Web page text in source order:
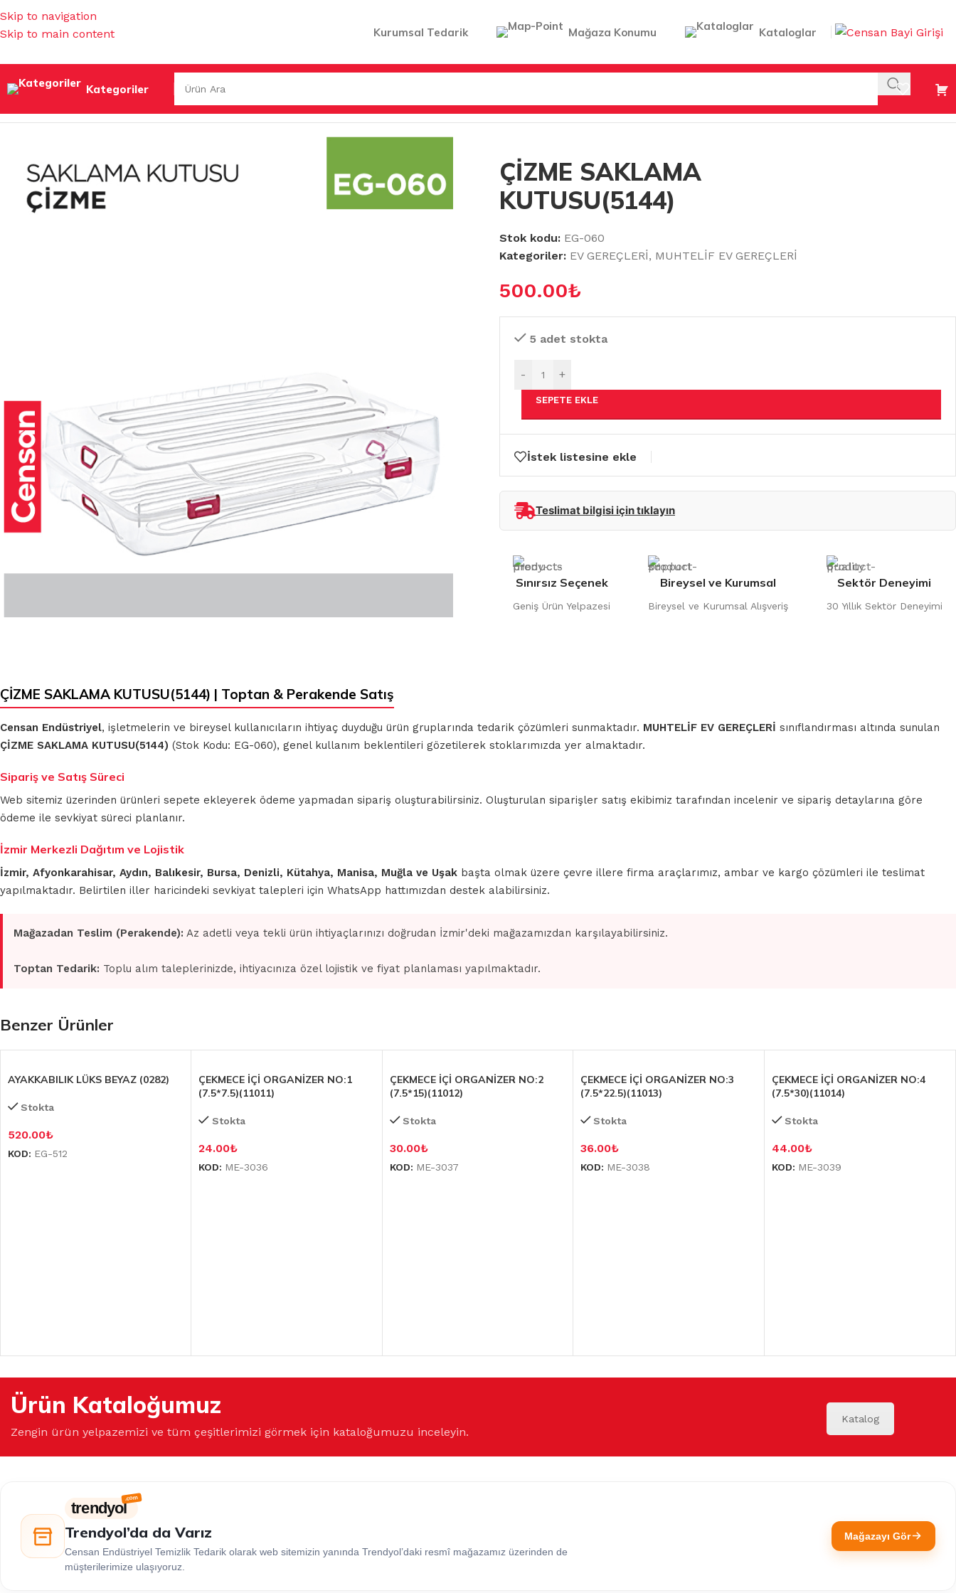
Skip to navigation
Skip to main content
Kurumsal Tedarik Mağaza Konumu Kataloglar
Kategoriler
MUHTELİF EV GEREÇLERİ/ÇİZME SAKLAMA KUTUSU(5144)
ÇİZME SAKLAMA
KUTUSU(5144)
Stok kodu: EG-060
Kategoriler: EV GEREÇLERİ, MUHTELİF EV GEREÇLERİ
500.00₺
5 adet stokta
- +
SEPETE EKLE
İstek listesine ekle
Teslimat bilgisi için tıklayın
Sınırsız Seçenek
Geniş Ürün Yelpazesi
Bireysel ve Kurumsal
Bireysel ve Kurumsal Alışveriş
Sektör Deneyimi
30 Yıllık Sektör Deneyimi
ÇİZME SAKLAMA KUTUSU(5144) | Toptan & Perakende Satış
Censan Endüstriyel, işletmelerin ve bireysel kullanıcıların ihtiyaç duyduğu ürün gruplarında tedarik çözümleri sunmaktadır. MUHTELİF EV GEREÇLERİ sınıflandırması altında sunulan
ÇİZME SAKLAMA KUTUSU(5144) (Stok Kodu: EG-060), genel kullanım beklentileri gözetilerek stoklarımızda yer almaktadır.
Sipariş ve Satış Süreci
Web sitemiz üzerinden ürünleri sepete ekleyerek ödeme yapmadan sipariş oluşturabilirsiniz. Oluşturulan siparişler satış ekibimiz tarafından incelenir ve sipariş detaylarına göre
ödeme ile sevkiyat süreci planlanır.
İzmir Merkezli Dağıtım ve Lojistik
İzmir, Afyonkarahisar, Aydın, Balıkesir, Bursa, Denizli, Kütahya, Manisa, Muğla ve Uşak başta olmak üzere çevre illere firma araçlarımız, ambar ve kargo çözümleri ile teslimat
yapılmaktadır. Belirtilen iller haricindeki sevkiyat talepleri için WhatsApp hattımızdan destek alabilirsiniz.
Mağazadan Teslim (Perakende): Az adetli veya tekli ürün ihtiyaçlarınızı doğrudan İzmir'deki mağazamızdan karşılayabilirsiniz.
Toptan Tedarik: Toplu alım taleplerinizde, ihtiyacınıza özel lojistik ve fiyat planlaması yapılmaktadır.
Benzer Ürünler
AYAKKABILIK LÜKS BEYAZ (0282)
Stokta
520.00₺
KOD: EG-512
ÇEKMECE İÇİ ORGANİZER NO:1
(7.5*7.5)(11011)
Stokta
24.00₺
KOD: ME-3036
ÇEKMECE İÇİ ORGANİZER NO:2
(7.5*15)(11012)
Stokta
30.00₺
KOD: ME-3037
ÇEKMECE İÇİ ORGANİZER NO:3
(7.5*22.5)(11013)
Stokta
36.00₺
KOD: ME-3038
ÇEKMECE İÇİ ORGANİZER NO:4
(7.5*30)(11014)
Stokta
44.00₺
KOD: ME-3039
Ürün Kataloğumuz
Zengin ürün yelpazemizi ve tüm çeşitlerimizi görmek için kataloğumuzu inceleyin.
Katalog
trendyol
Trendyol’da da Varız
Censan Endüstriyel Temizlik Tedarik olarak web sitemizin yanında Trendyol’daki resmî mağazamız üzerinden de
müşterilerimize ulaşıyoruz.
Mağazayı Gör